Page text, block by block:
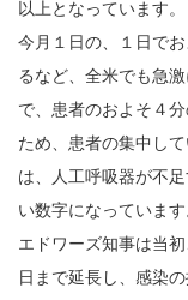
以上となっています。
今月１日の、１日で
るなど、全米でも急
で、患者のおよそ４
ため、患者の集中し
は、人工呼吸器が不
い数字になっています
エドワーズ知事は当
日まで延長し、感染